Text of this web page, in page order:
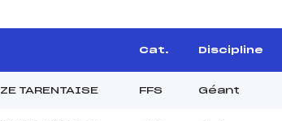
Cat. Discipline
TARENTAISE FFS Géant